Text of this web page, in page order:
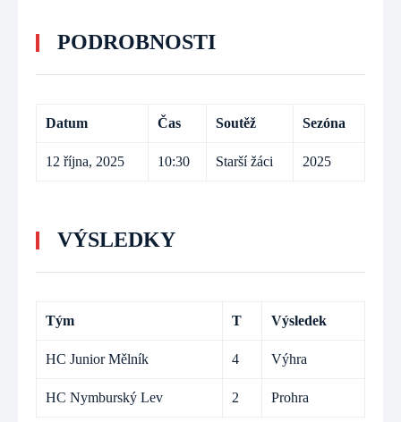
PODROBNOSTI
Datum Čas Soutěž Sezóna
12 října, 2025 10:30 Starší žáci 2025
VÝSLEDKY
Tým T Výsledek
HC Junior Mělník 4 Výhra
HC Nymburský Lev 2 Prohra